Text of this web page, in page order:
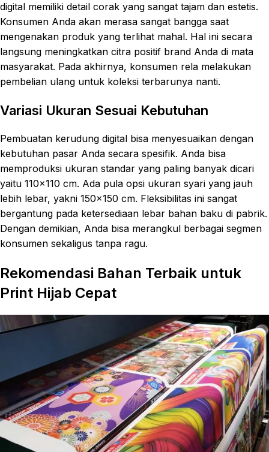
digital memiliki detail corak yang sangat tajam dan estetis.
Konsumen Anda akan merasa sangat bangga saat
mengenakan produk yang terlihat mahal. Hal ini secara
langsung meningkatkan citra positif brand Anda di mata
masyarakat. Pada akhirnya, konsumen rela melakukan
pembelian ulang untuk koleksi terbarunya nanti.
Variasi Ukuran Sesuai Kebutuhan
Pembuatan kerudung digital bisa menyesuaikan dengan
kebutuhan pasar Anda secara spesifik. Anda bisa
memproduksi ukuran standar yang paling banyak dicari
yaitu 110×110 cm. Ada pula opsi ukuran syari yang jauh
lebih lebar, yakni 150×150 cm. Fleksibilitas ini sangat
bergantung pada ketersediaan lebar bahan baku di pabrik.
Dengan demikian, Anda bisa merangkul berbagai segmen
konsumen sekaligus tanpa ragu.
Rekomendasi Bahan Terbaik untuk
Print Hijab Cepat